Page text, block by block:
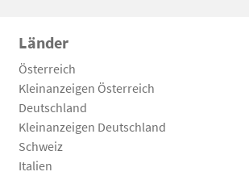
Länder
Österreich
Kleinanzeigen Österreich
Deutschland
Kleinanzeigen Deutschland
Schweiz
Italien